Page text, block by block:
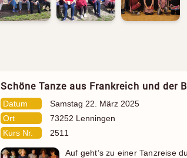
Schöne Tanze aus Frankreich und der
Datum Samstag 22. März 2025
Ort
73252 Lenningen
Kurs Nr.
2511
Auf geht’s zu einer Tanzreise